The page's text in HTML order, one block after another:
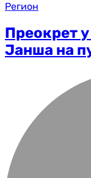
Регион
Преокрет
Јанша на